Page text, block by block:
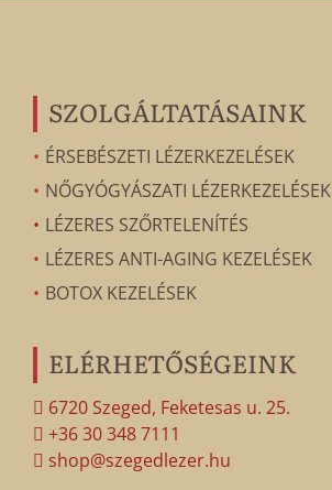
SZOLGÁLTATÁSAINK
ÉRSEBÉSZETI LÉZERKEZELÉSEK
NŐGYÓGYÁSZATI LÉZERKEZELÉSEK
LÉZERES SZŐRTELENÍTÉS
LÉZERES ANTI-AGING KEZELÉSEK
BOTOX KEZELÉSEK
ELÉRHETŐSÉGEINK
6720 Szeged, Feketesas u. 25.
+36 30 348 7111
shop@szegedlezer.hu